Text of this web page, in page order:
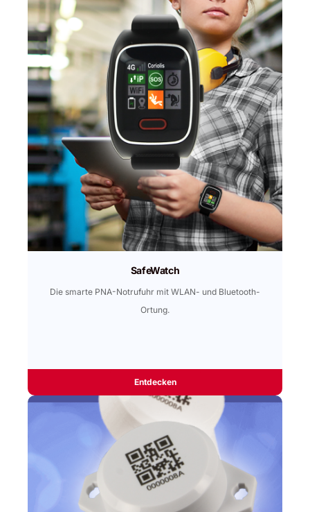
SafeWatch
Die smarte PNA-Notrufuhr mit WLAN- und Bluetooth-
Ortung.
Entdecken